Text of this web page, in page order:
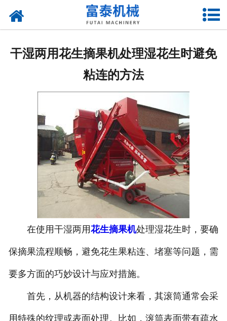
资质荣誉
新闻中心
厂房设备
联系我们
干湿两用花生摘果机处理湿花生时避免
粘连的方法
在使用干湿两用花生摘果机处理湿花生时，要确
保摘果流程顺畅，避免花生果粘连、堵塞等问题，需
要多方面的巧妙设计与应对措施。
首先，从机器的结构设计来看，其滚筒通常会采
用特殊的纹理或表面处理。比如，滚筒表面带有疏水